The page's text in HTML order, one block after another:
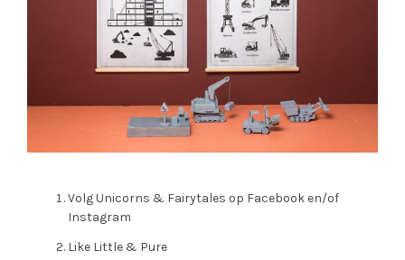
Volg Unicorns & Fairytales op Facebook en/of
Instagram
Like Little & Pure